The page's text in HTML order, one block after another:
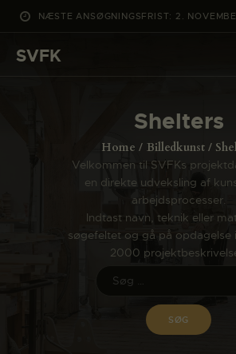
NÆSTE ANSØGNINGSFRIST: 2.
SVFK
Shelters
Home Billedkunst
Velkommen til SVFKs
en direkte udveksling af
arbejdsprocesser.
Indtast navn, teknik eller
søgefeltet og gå på opdagelse
2000
DET SKER
CHANNEL
ANSØG
OM SVFK
ENGLISH